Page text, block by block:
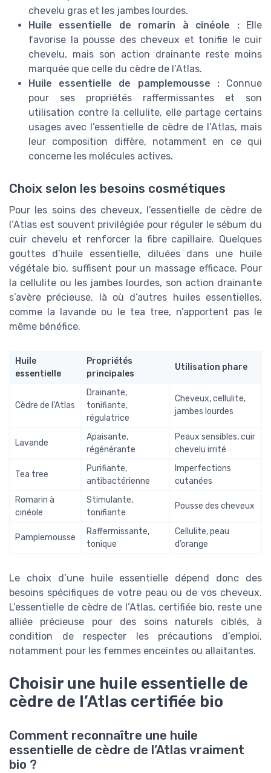
chevelu gras et les jambes lourdes.
Huile essentielle de romarin à cinéole :Elle
favorise la pousse des cheveux et tonifie le cuir
chevelu, mais son action drainante reste moins
marquée que celle du cèdre de l’Atlas.
Huile essentielle de pamplemousse :Connue
pour ses propriétés raffermissantes et son
utilisation contre la cellulite, elle partage certains
usages avec l’essentielle de cèdre de l’Atlas, mais
leur composition diffère, notamment en ce qui
concerne les molécules actives.
Choix selon les besoins cosmétiques
Pour les soins des cheveux, l’essentielle de cèdre de
l’Atlas est souvent privilégiée pour réguler le sébum du
cuir chevelu et renforcer la fibre capillaire. Quelques
gouttes d’huile essentielle, diluées dans une huile
végétale bio, suffisent pour un massage efficace. Pour
la cellulite ou les jambes lourdes, son action drainante
s’avère précieuse, là où d’autres huiles essentielles,
comme la lavande ou le tea tree, n’apportent pas le
même bénéfice.
Huile
essentielle
Propriétés
principales
Utilisation phare
Cèdre de l’Atlas
Drainante,
tonifiante,
régulatrice
Cheveux, cellulite,
jambes lourdes
Lavande
Apaisante,
régénérante
Peaux sensibles, cuir
chevelu irrité
Tea tree
Purifiante,
antibactérienne
Imperfections
cutanées
Romarin à
cinéole
Stimulante,
tonifiante
Pousse des cheveux
Pamplemousse
Raffermissante,
tonique
Cellulite, peau
d’orange
Le choix d’une huile essentielle dépend donc des
besoins spécifiques de votre peau ou de vos cheveux.
L’essentielle de cèdre de l’Atlas, certifiée bio, reste une
alliée précieuse pour des soins naturels ciblés, à
condition de respecter les précautions d’emploi,
notamment pour les femmes enceintes ou allaitantes.
Choisir une huile essentielle de
cèdre de l’Atlas certifiée bio
Comment reconnaître une huile
essentielle de cèdre de l’Atlas vraiment
bio ?